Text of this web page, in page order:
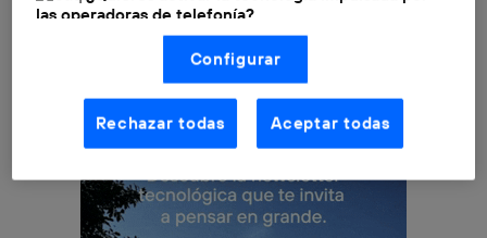
las operadoras de telefonía?
Nosotros, Telefónica S.A., utilizamos la tecnología Utiq para
realizar nuestras acciones de marketing digital o análisis
(como se describe en este aviso de consentimiento)
basadas en tu navegación en nuestra(s) web(s)
aquí(solo cuando utilizas una conexión a
internet habilitada , proporcionada por una de las
operadoras de telefonía participantes, y otorgas tu
La tecnología Utiq está diseñada con la privacidad como
prioridad ofreciéndote elección y control.
Configurar
Rechazar todas Aceptar todas